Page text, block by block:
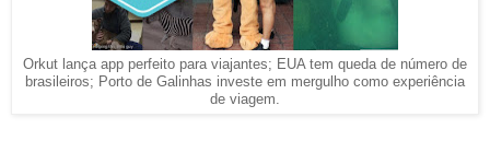
Orkut lança app perfeito para viajantes; EUA tem queda de número de
brasileiros; Porto de Galinhas investe em mergulho como experiência
de viagem.